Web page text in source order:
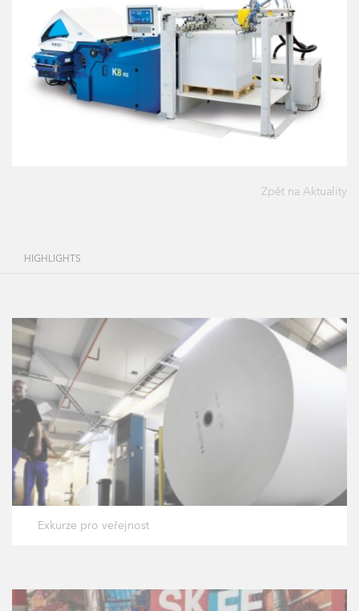
Zpět na Aktuality
HIGHLIGHTS
Exkurze pro veřejnost